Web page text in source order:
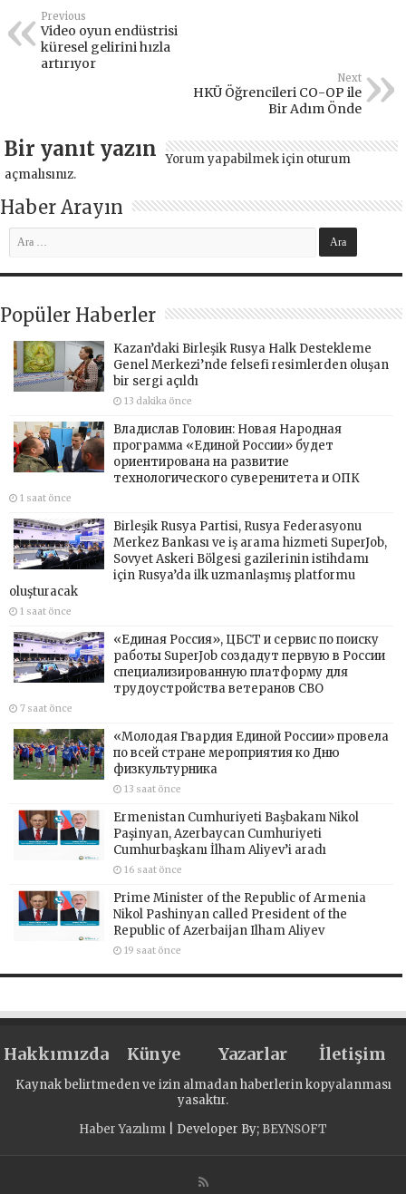
Previous
Video oyun endüstrisi
küresel gelirini hızla
artırıyor
Next
HKÜ Öğrencileri CO-OP ile
Bir Adım Önde
Bir yanıt yazın Yorum yapabilmek için oturum
açmalısınız.
Haber Arayın
Popüler Haberler
Kazan’daki Birleşik Rusya Halk Destekleme
Genel Merkezi’nde felsefi resimlerden oluşan
bir sergi açıldı
13 dakika önce
Владислав Головин: Новая Народная
программа «Единой России» будет
ориентирована на развитие
технологического суверенитета и ОПК
1 saat önce
Birleşik Rusya Partisi, Rusya Federasyonu
Merkez Bankası ve iş arama hizmeti SuperJob,
Sovyet Askeri Bölgesi gazilerinin istihdamı
için Rusya’da ilk uzmanlaşmış platformu
oluşturacak
1 saat önce
«Единая Россия», ЦБСТ и сервис по поиску
работы SuperJob создадут первую в России
специализированную платформу для
трудоустройства ветеранов СВО
7 saat önce
«Молодая Гвардия Единой России» провела
по всей стране мероприятия ко Дню
физкультурника
13 saat önce
Ermenistan Cumhuriyeti Başbakanı Nikol
Paşinyan, Azerbaycan Cumhuriyeti
Cumhurbaşkanı İlham Aliyev’i aradı
16 saat önce
Prime Minister of the Republic of Armenia
Nikol Pashinyan called President of the
Republic of Azerbaijan Ilham Aliyev
19 saat önce
Hakkımızda Künye Yazarlar İletişim
Kaynak belirtmeden ve izin almadan haberlerin kopyalanması
yasaktır.
Haber Yazılımı | Developer By; BEYNSOFT